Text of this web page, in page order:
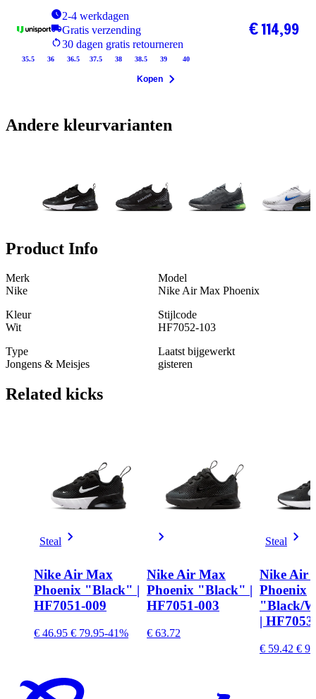
2-4 werkdagen
Gratis verzending
30 dagen gratis retourneren
35.5 36 36.5 37.5 38 38.5 39 40
€ 114,99
Kopen
Andere kleurvarianten
Product Info
Merk
Nike
Model
Nike Air Max Phoenix
Kleur
Wit
Stijlcode
HF7052-103
Type
Jongens & Meisjes
Laatst bijgewerkt
gisteren
Related kicks
Steal
Nike Air Max
Phoenix "Black" |
HF7051-009
€ 46.95 € 79.95-41%
Nike Air Max
Phoenix "Black" |
HF7051-003
€ 63.72
Steal
Nike Air
Phoenix
"Black/
|
€ 59.42 €